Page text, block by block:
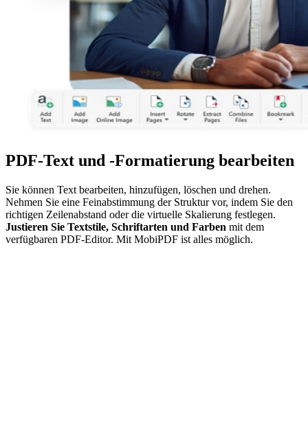
PDF-Text und -Formatierung bearbeiten
Sie können Text bearbeiten, hinzufügen, löschen und drehen.
Nehmen Sie eine Feinabstimmung der Struktur vor, indem Sie den
richtigen Zeilenabstand oder die virtuelle Skalierung festlegen.
Justieren Sie Textstile, Schriftarten und Farben mit dem
verfügbaren PDF-Editor. Mit MobiPDF ist alles möglich.